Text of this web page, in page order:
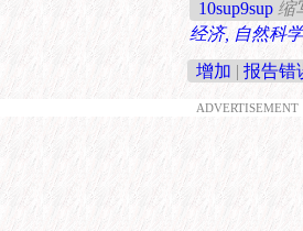
10sup9sup 缩
经济, 自然科
增加 | 报告错
ADVERTISEMENT